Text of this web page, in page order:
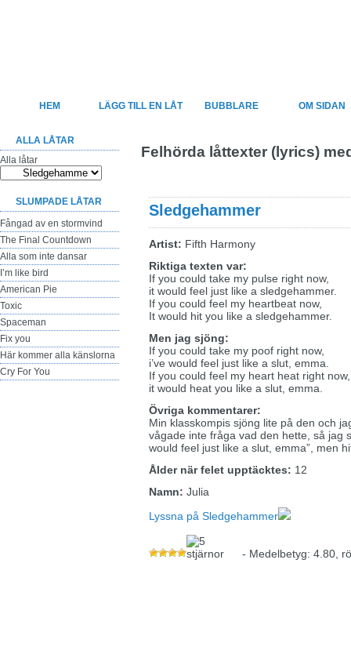
HEM LÄGG TILL EN LÅT BUBBLARE OM SIDAN
ALLA LÅTAR
Alla låtar
SLUMPADE LÅTAR
Fångad av en stormvind
The Final Countdown
Alla som inte dansar
I’m like bird
American Pie
Toxic
Spaceman
Fix you
Här kommer alla känslorna
Cry For You
Felhörda låttexter (lyrics)
Sledgehammer
Artist: Fifth Harmony
Riktiga texten var:
If you could take my pulse right now,
it would feel just like a sledgehammer.
If you could feel my heartbeat now,
It would hit you like a sledgehammer.
Men jag sjöng:
If you could take my poof right now,
i’ve would feel just like a slut, emma.
If you could feel my heart heat right now,
it would heat you like a slut, emma.
Övriga kommentarer:
Min klasskompis sjöng lite på den och
vågade inte fråga vad den hette, så jag
would feel just like a slut, emma”, men
Ålder när felet upptäcktes: 12
Namn: Julia
Lyssna på Sledgehammer
- Medelbetyg: 4.80,